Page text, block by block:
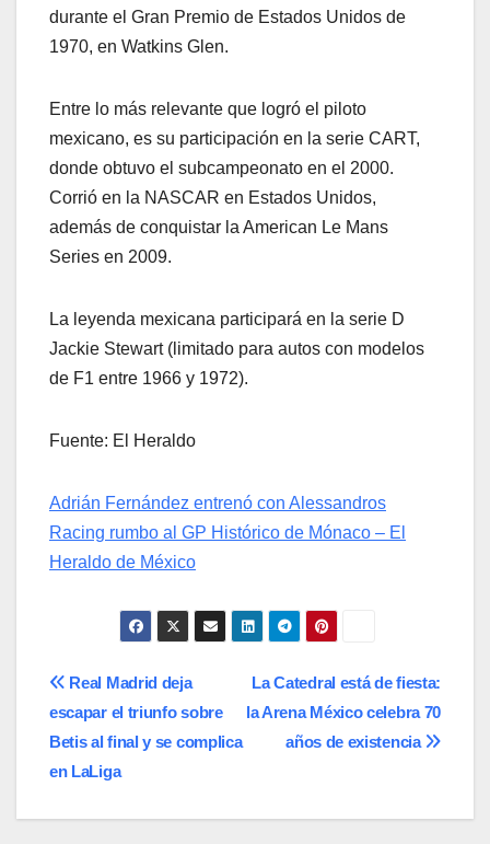
durante el Gran Premio de Estados Unidos de
1970, en Watkins Glen.
Entre lo más relevante que logró el piloto
mexicano, es su participación en la serie CART,
donde obtuvo el subcampeonato en el 2000.
Corrió en la NASCAR en Estados Unidos,
además de conquistar la American Le Mans
Series en 2009.
La leyenda mexicana participará en la serie D
Jackie Stewart (limitado para autos con modelos
de F1 entre 1966 y 1972).
Fuente: El Heraldo
Adrián Fernández entrenó con Alessandros
Racing rumbo al GP Histórico de Mónaco – El
Heraldo de México
Navegación
de
entradas
La Catedral está de fiesta:
la Arena México celebra 70
años de existencia
Real Madrid deja
escapar el triunfo sobre
Betis al final y se complica
en LaLiga